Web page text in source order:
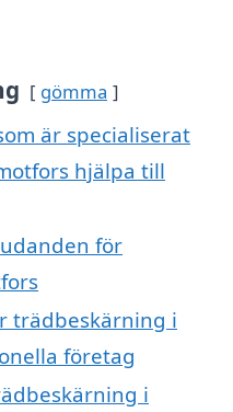
gömma
är specialiserat
hjälpa till
för
trädbeskärning i
företag
i